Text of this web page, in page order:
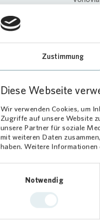
Zustimmung
Diese Webseite
Wir verwenden Cookies, um
Zugriffe auf unsere Website
unsere Partner für soziale
mit weiteren Daten
haben. Weitere Informationen
Notwendig
Vonovia
einen
durch
Ulm,